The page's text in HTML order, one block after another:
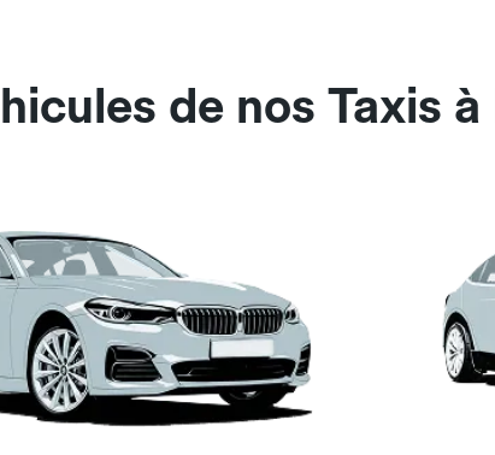
de nos Taxis à